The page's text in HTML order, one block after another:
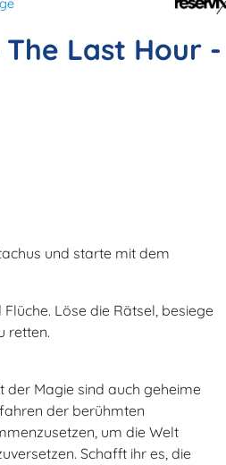
The Last Hour -
und starte mit dem
Löse die Rätsel, besiege
retten.
der Magie sind auch geheime
der berühmten
um die Welt
Schafft ihr es, die